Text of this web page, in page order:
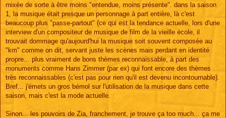
mixée de sorte à être moins "entendue, moins présente". dans la saison
1, la musique était presque un personnage à part entière, là c'est
beaucoup plus "passe-partout" (ce qui est la tendance actuelle, lors d'une
interview d'un compositeur de musique de film de la vieille école, il
trouvait dommage qu'aujourd'hui la musique soit souvent composée au
"km" comme on dit, servant juste les scènes mais perdant en identité
propre... plus vraiment de bons thèmes reconnaissable, à part des
monuments comme Hans Zimmer (par ex) qui font encore des thèmes
très reconnaissables (c'est pas pour rien qu'il est devenu incontournable).
Bref... j'émets un gros bémol sur l'utilisation de la musique dans cette
saison, mais c'est la mode actuelle.
Sinon... les pouvoirs de Zia, franchement, je trouve ça too much... ça me